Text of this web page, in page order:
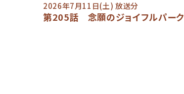
2026年7月11日(土) 放送分
第205話 念願のジョイフルパーク